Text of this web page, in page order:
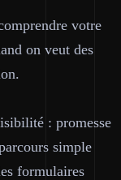
votre
on veut des
: promesse
simple
formulaires